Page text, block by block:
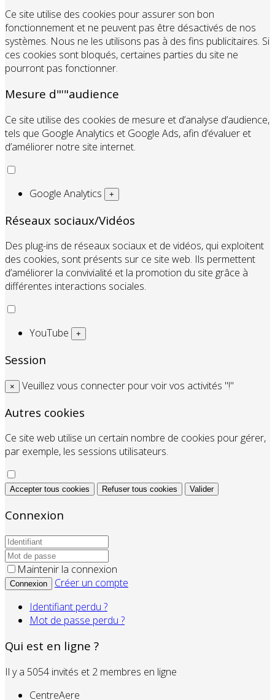
Ce site utilise des cookies pour assurer son bon
fonctionnement et ne peuvent pas être désactivés de nos
systèmes. Nous ne les utilisons pas à des fins publicitaires. Si
ces cookies sont bloqués, certaines parties du site ne
pourront pas fonctionner.
Mesure d"'"audience
Ce site utilise des cookies de mesure et d’analyse d’audience,
tels que Google Analytics et Google Ads, afin d’évaluer et
d’améliorer notre site internet.
Google Analytics +
Réseaux sociaux/Vidéos
Des plug-ins de réseaux sociaux et de vidéos, qui exploitent
des cookies, sont présents sur ce site web. Ils permettent
d’améliorer la convivialité et la promotion du site grâce à
différentes interactions sociales.
YouTube +
Session
× Veuillez vous connecter pour voir vos activités "!"
Autres cookies
Ce site web utilise un certain nombre de cookies pour gérer,
par exemple, les sessions utilisateurs.
Accepter tous cookies Refuser tous cookies Valider
Connexion
Maintenir la connexion
Connexion
Créer un compte
Identifiant perdu ?
Mot de passe perdu ?
Qui est en ligne ?
Il y a 5054 invités et 2 membres en ligne
CentreAere